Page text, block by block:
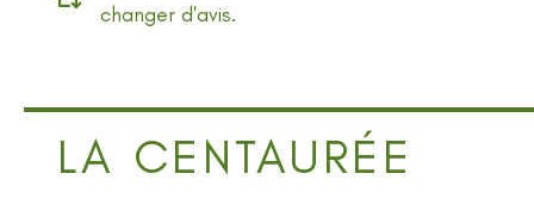
changer d'avis.
LA CENTAURÉE